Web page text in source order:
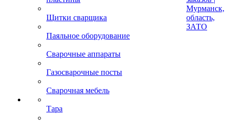
Щитки сварщика
Паяльное оборудование
Сварочные аппараты
Газосварочные посты
Сварочная мебель
Тара
Мурманск,
область,
ЗАТО